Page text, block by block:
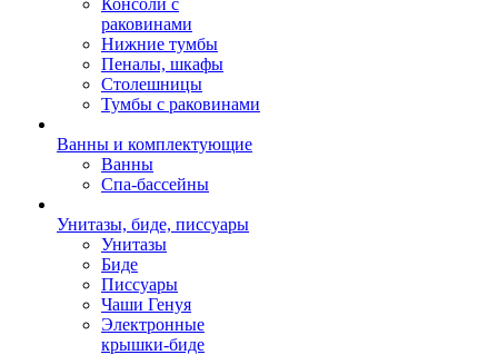
Консоли с
раковинами
Нижние тумбы
Пеналы, шкафы
Столешницы
Тумбы с раковинами
Ванны и комплектующие
Ванны
Спа-бассейны
Унитазы, биде, писсуары
Унитазы
Биде
Писсуары
Чаши Генуя
Электронные
крышки-биде